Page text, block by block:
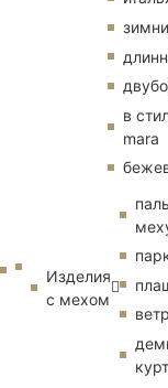
в
mara
Изделия
с мехом